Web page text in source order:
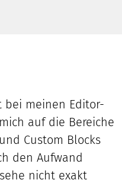
bei meinen Editor-
auf die Bereiche
Custom Blocks
den Aufwand
nicht exakt